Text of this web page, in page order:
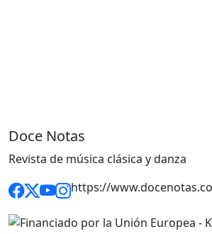
Doce Notas
Revista de música clásica y danza
https://